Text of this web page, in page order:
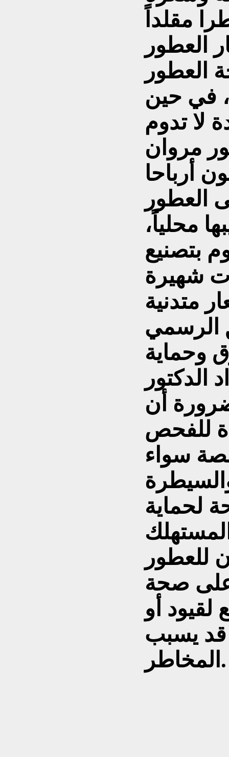
مقلداً
العطور
العطور
في حين
مروان
أرباحا
العطور
محلياً،
بتصنيع
شهيرة
الرسمي
وحماية
الدكتور
أن
للفحص
سواء
لحماية
للعطور
على صحة
لقيود أو
قد يسبب
المخاطر.